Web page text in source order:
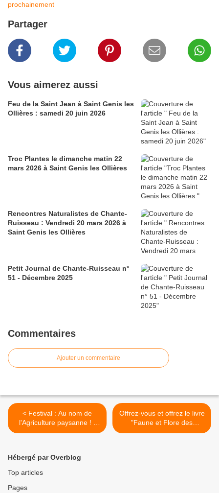
prochainement
Partager
Vous aimerez aussi
Feu de la Saint Jean à Saint Genis les
Ollières : samedi 20 juin 2026
Troc Plantes le dimanche matin 22
mars 2026 à Saint Genis les Ollières
Rencontres Naturalistes de Chante-
Ruisseau : Vendredi 20 mars 2026 à
Saint Genis les Ollières
Petit Journal de Chante-Ruisseau n°
51 - Décembre 2025
Commentaires
Ajouter un commentaire
< Festival : Au nom de
l'Agriculture paysanne ! -
Dimanche 5 novembre
Offrez-vous et offrez le livre
"Faune et Flore des
Coteaux et Monts du
Hébergé par Overblog
Top articles
Pages